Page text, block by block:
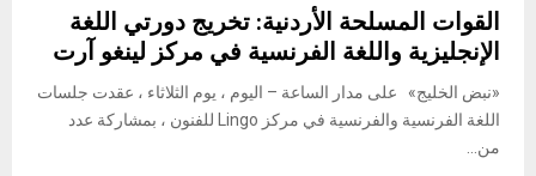
القوات المسلحة الأردنية: تخريج دورتي اللغة
الإنجليزية واللغة الفرنسية في مركز لينغو آرت
«نبض الخليج» على مدار الساعة – اليوم ، يوم الثلاثاء ، عقدت جلسات
اللغة الفرنسية والفرنسية في مركز Lingo للفنون ، بمشاركة عدد
من...